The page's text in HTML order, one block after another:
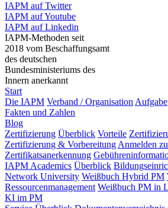
IAPM auf Twitter
IAPM auf Youtube
IAPM auf Linkedin
IAPM-Methoden seit
2018 vom Beschaffungsamt
des deutschen
Bundesministeriums des
Innern anerkannt
Start
Die IAPM Verband / Organisation Aufgabe
Fakten und Zahlen
Blog
Zertifizierung Überblick Vorteile
Zertifizierung & Vorbereitung Anmelden
Zertifikatsanerkennung
IAPM Academics Überblick
Network University Weißbuch Hybrid PM
Ressourcenmanagement Weißbuch PM in
KI im PM